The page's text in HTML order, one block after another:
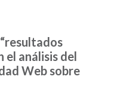
el análisis del
Web sobre